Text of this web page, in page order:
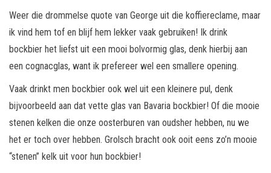
Weer die drommelse quote van George uit die koffiereclame, maar
ik vind hem tof en blijf hem lekker vaak gebruiken! Ik drink
bockbier het liefst uit een mooi bolvormig glas, denk hierbij aan
een cognacglas, want ik prefereer wel een smallere opening.
Vaak drinkt men bockbier ook wel uit een kleinere pul, denk
bijvoorbeeld aan dat vette glas van Bavaria bockbier! Of die mooie
stenen kelken die onze oosterburen van oudsher hebben, nu we
het er toch over hebben. Grolsch bracht ook ooit eens zo’n mooie
“stenen” kelk uit voor hun bockbier!